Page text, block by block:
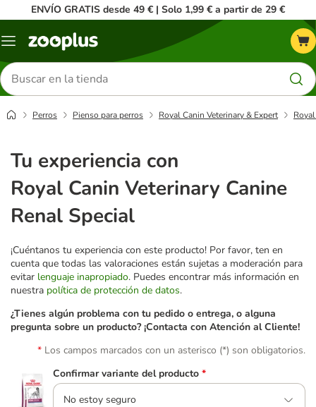
ENVÍO GRATIS desde 49 € | Solo 1,99 € a partir de 29 €
Menú
Buscar
productos
Perros Pienso para perros Royal Canin Veterinary & Expert
Tu experiencia con
Royal Canin Veterinary Canine
Renal Special
¡Cuéntanos tu experiencia con este producto! Por favor, ten en
cuenta que todas las valoraciones están sujetas a moderación para
evitar lenguaje inapropiado. Puedes encontrar más información en
nuestra política de protección de datos.
¿Tienes algún problema con tu pedido o entrega, o alguna
pregunta sobre un producto? ¡Contacta con Atención al Cliente!
Los campos marcados con un asterisco (*) son obligatorios.
Confirmar variante del producto *
No estoy seguro